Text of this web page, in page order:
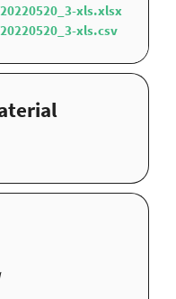
xls.xlsx
xls.csv